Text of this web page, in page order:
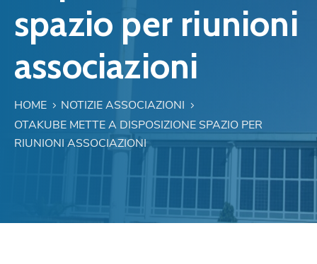
spazio per riunioni
associazioni
HOME
NOTIZIE ASSOCIAZIONI
OTAKUBE METTE A DISPOSIZIONE SPAZIO PER
RIUNIONI ASSOCIAZIONI